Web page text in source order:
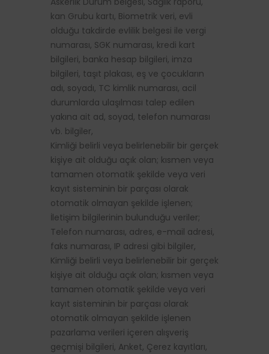
kan Grubu kartı, Biometrik veri, evli
olduğu takdirde evlilik belgesi ile vergi
numarası, SGK numarası, kredi kart
bilgileri, banka hesap bilgileri, imza
bilgileri, taşıt plakası, eş ve çocukların
adı, soyadı, TC kimlik numarası, acil
durumlarda ulaşılması talep edilen
yakına ait ad, soyad, telefon numarası
vb. bilgiler,
Kimliği belirli veya belirlenebilir bir gerçek
kişiye ait olduğu açık olan; kısmen veya
tamamen otomatik şekilde veya veri
kayıt sisteminin bir parçası olarak
otomatik olmayan şekilde işlenen;
İletişim bilgilerinin bulunduğu veriler;
Telefon numarası, adres, e-mail adresi,
faks numarası, IP adresi gibi bilgiler,
Kimliği belirli veya belirlenebilir bir gerçek
kişiye ait olduğu açık olan; kısmen veya
tamamen otomatik şekilde veya veri
kayıt sisteminin bir parçası olarak
otomatik olmayan şekilde işlenen
pazarlama verileri içeren alışveriş
geçmişi bilgileri, Anket, Çerez kayıtları,